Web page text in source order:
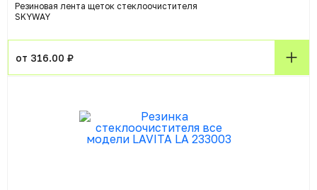
Резиновая лента щеток стеклоочистителя
SKYWAY
от 316.00 ₽